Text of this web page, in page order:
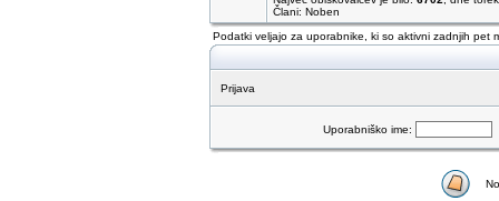
Člani: Noben
Podatki veljajo za uporabnike, ki so aktivni zadnjih pet
Prijava
Uporabniško ime: